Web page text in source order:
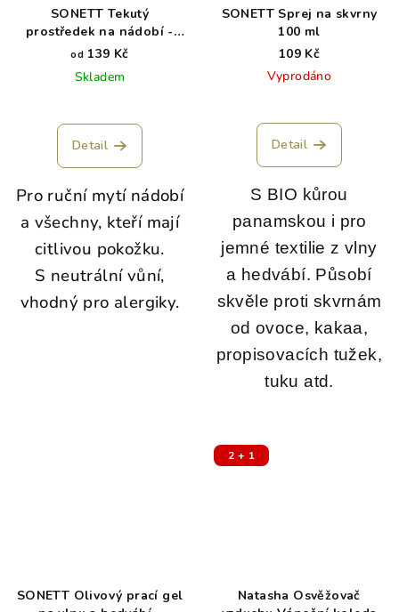
SONETT Tekutý
prostředek na nádobí -
Sensitive
od 139 Kč
Skladem
Detail
Pro ruční mytí nádobí
a všechny, kteří mají
citlivou pokožku.
S neutrální vůní,
vhodný pro alergiky.
SONETT Sprej na skvrny
100 ml
109 Kč
Vyprodáno
Detail
S BIO kůrou
panamskou i pro
jemné textilie z vlny
a hedvábí. Působí
skvěle proti skvrnám
od ovoce, kakaa,
propisovacích tužek,
tuku atd.
SONETT Olivový prací gel
2 + 1
Natasha Osvěžovač